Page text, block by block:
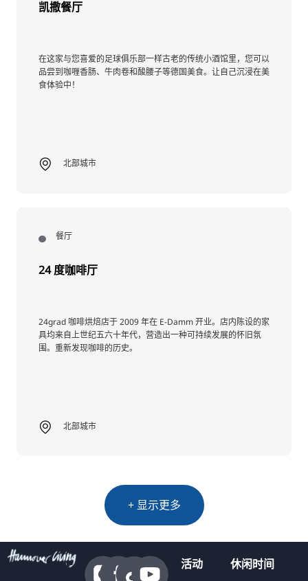
凯撒餐厅
在这家与您喜爱的足球俱乐部一样古老的传统小酒馆里，您可以
品尝到咖喱香肠、牛肉卷和酸腰子等德国美食。让自己沉浸在美
食体验中！
北部城市
餐厅
24 度咖啡厅
24grad 咖啡烘焙店于 2009 年在 E-Damm 开业。店内陈设的家
具均来自上世纪五六十年代，营造出一种可持续发展的怀旧氛
围。重新发现咖啡的历史。
北部城市
+ 显示更多
活动 休闲时间